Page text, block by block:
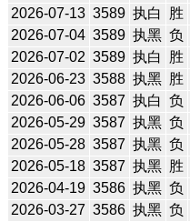
2026-07-13 3589 执白 胜
2026-07-04 3589 执黑 负
2026-07-02 3589 执白 胜
2026-06-23 3588 执黑 胜
2026-06-06 3587 执白 负
2026-05-29 3587 执黑 负
2026-05-28 3587 执黑 负
2026-05-18 3587 执黑 胜
2026-04-19 3586 执黑 负
2026-03-27 3586 执黑 负